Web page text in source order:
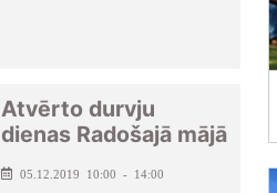
Atvērto durvju
dienas Radošajā mājā
05.12.2019 10:00 - 14:00